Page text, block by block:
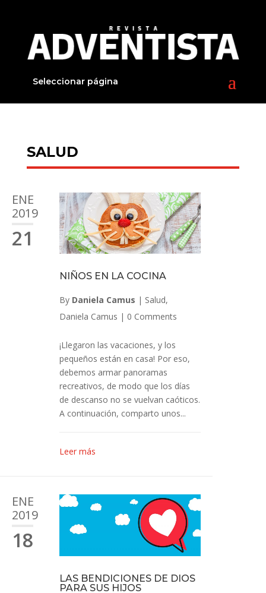
Seleccionar página
SALUD
ENE
2019
21
NIÑOS EN LA COCINA
By Daniela Camus | Salud,
Daniela Camus | 0 Comments
¡Llegaron las vacaciones, y los
pequeños están en casa! Por eso,
debemos armar panoramas
recreativos, de modo que los días
de descanso no se vuelvan caóticos.
A continuación, comparto unos...
Leer más
ENE
2019
18
LAS BENDICIONES DE DIOS
PARA SUS HIJOS